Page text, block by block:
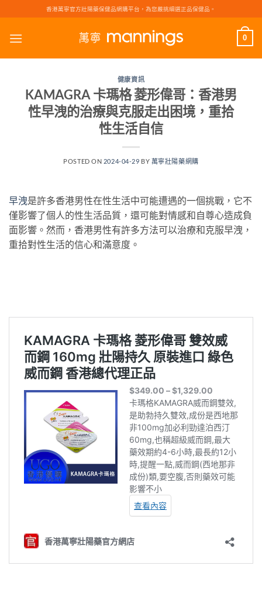
to
content
香港萬寧官方壯陽藥保健品網購平台，為您嚴挑細選正品保健品。
0
健康資訊
KAMAGRA 卡瑪格 菱形偉哥：香港男
性早洩的治療與克服走出困境，重拾
性生活自信
POSTED ON 2024-04-29 BY 萬寧壯陽藥網購
早洩是許多香港男性在性生活中可能遭遇的一個挑戰，它不
僅影響了個人的性生活品質，還可能對情感和自尊心造成負
面影響。然而，香港男性有許多方法可以治療和克服早洩，
重拾對性生活的信心和滿意度。